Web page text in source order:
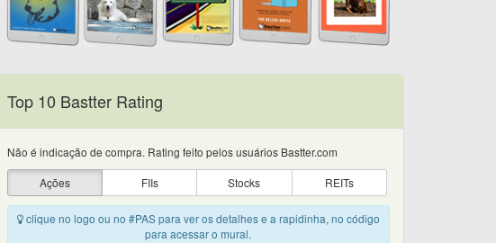
Top 10 Bastter Rating
Não é indicação de compra. Rating feito pelos usuários Bastter.com
Ações
FIIs Stocks REITs
clique no logo ou no #PAS para ver os detalhes e a rapidinha, no código
para acessar o mural.